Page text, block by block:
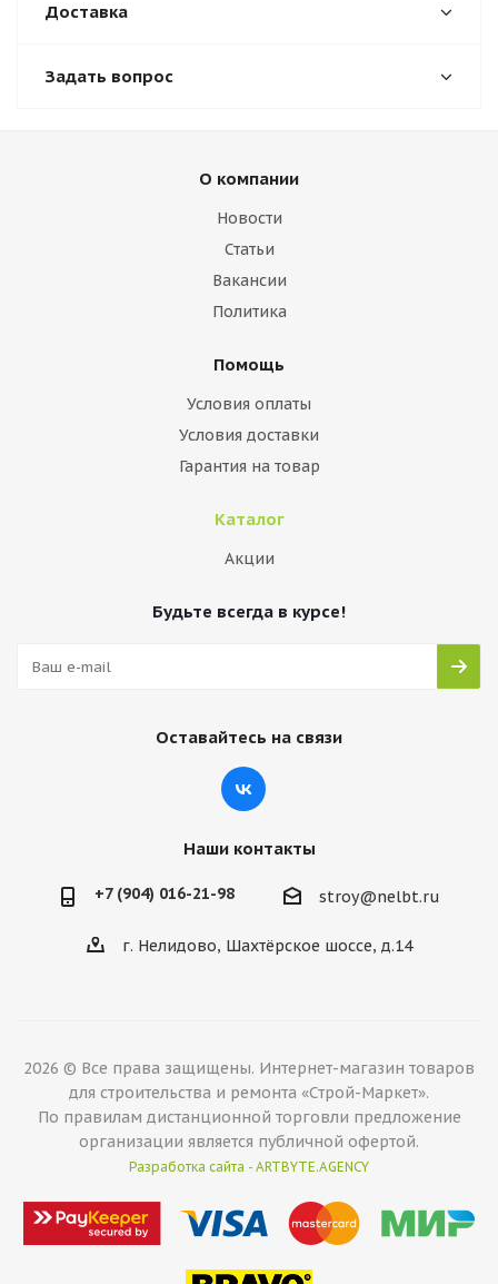
Доставка
Задать вопрос
О компании
Новости
Статьи
Вакансии
Политика
Помощь
Условия оплаты
Условия доставки
Гарантия на товар
Каталог
Акции
Будьте всегда в курсе!
Оставайтесь на связи
Наши контакты
+7 (904) 016-21-98 stroy@nelbt.ru
г. Нелидово, Шахтёрское шоссе, д.14
2026 © Все права защищены. Интернет-магазин товаров
для строительства и ремонта «Строй-Маркет».
По правилам дистанционной торговли предложение
организации является публичной офертой.
Разработка сайта - ARTBYTE.AGENCY